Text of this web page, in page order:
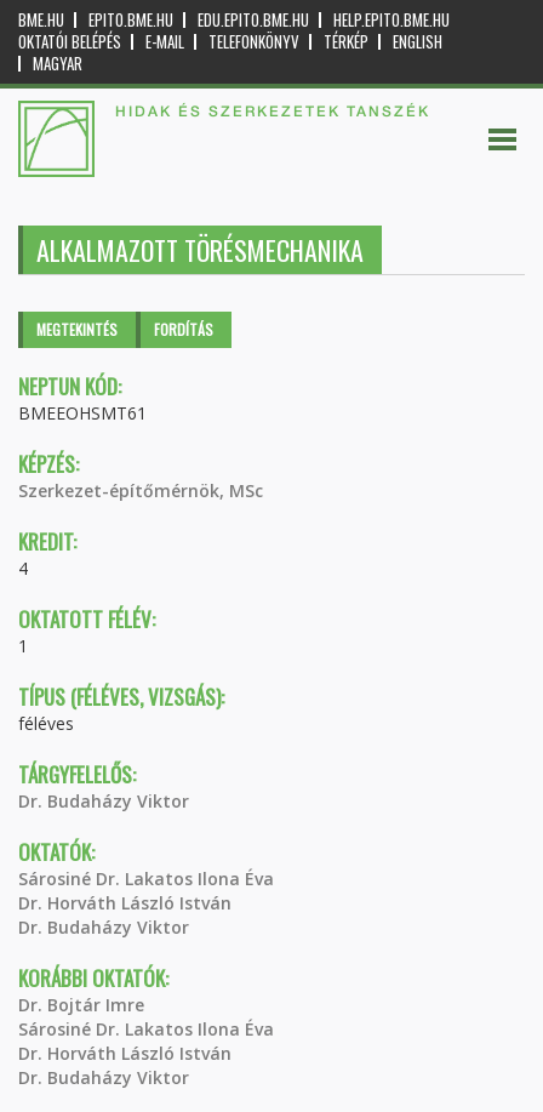
BME.HU EPITO.BME.HU EDU.EPITO.BME.HU
HELP.EPITO.BME.HU
OKTATÓI BELÉPÉS
E-MAIL TELEFONKÖNYV TÉRKÉP
ENGLISH
MAGYAR
HIDAK ÉS SZERKEZETEK TANSZÉK
ALKALMAZOTT TÖRÉSMECHANIKA
Elsődleges fülek
MEGTEKINTÉS (AKTÍVFORDÍTÁS
NEPTUN KÓD:
BMEEOHSMT61
KÉPZÉS:
Szerkezet-építőmérnök, MSc
KREDIT:
4
OKTATOTT FÉLÉV:
1
TÍPUS (FÉLÉVES, VIZSGÁS):
féléves
TÁRGYFELELŐS:
Dr. Budaházy Viktor
OKTATÓK:
Sárosiné Dr. Lakatos Ilona Éva
Dr. Horváth László István
Dr. Budaházy Viktor
KORÁBBI OKTATÓK:
Dr. Bojtár Imre
Sárosiné Dr. Lakatos Ilona Éva
Dr. Horváth László István
Dr. Budaházy Viktor